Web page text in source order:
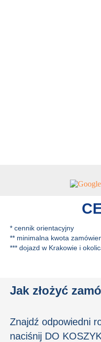
* cennik orientacyjny
** minimalna kwota
*** dojazd w Krakowie i
Jak złożyć
Znajdź odpowiedni
naciśnij DO